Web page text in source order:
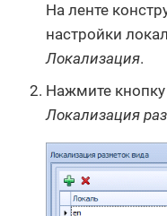
На ленте
настройки
Локализация.
Нажмите кнопку
Локализация